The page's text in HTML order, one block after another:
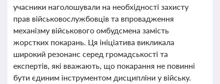
учасники наголошували на необхідності захисту
прав військовослужбовців та впровадження
механізму військового омбудсмена замість
жорстких покарань. Ця ініціатива викликала
широкий резонанс серед громадськості та
експертів, які вважають, що покарання не повинні
бути єдиним інструментом дисципліни у війську.